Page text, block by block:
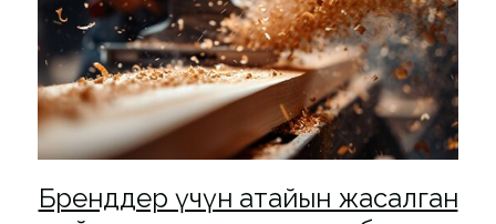
Бренддер үчүн атайын жасалган